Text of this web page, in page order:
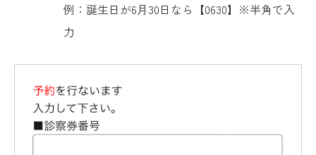
例：誕生日が6月30日なら【0630】※半角で入
力